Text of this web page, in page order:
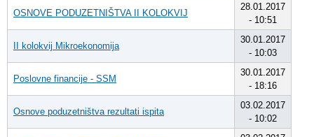
OSNOVE PODUZETNIŠTVA II KOLOKVIJ
28.01.2017
- 10:51
II kolokvij Mikroekonomija
30.01.2017
- 10:03
Poslovne financije - SSM
30.01.2017
- 18:16
Osnove poduzetništva rezultati ispita
03.02.2017
- 10:02